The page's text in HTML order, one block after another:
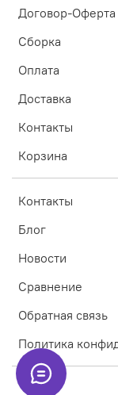
Договор-Оферта
Сборка
Оплата
Доставка
Контакты
Корзина
Контакты
Блог
Новости
Сравнение
Обратная связь
Политика